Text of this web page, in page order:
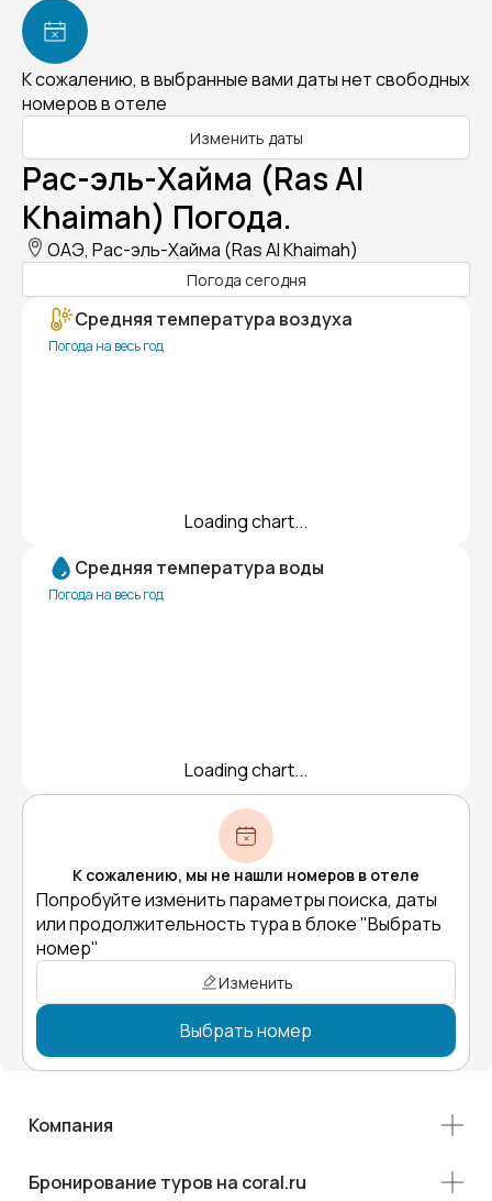
К сожалению, в выбранные вами даты нет свободных
номеров в отеле
Изменить даты
Рас-эль-Хайма (Ras Al
Khaimah) Погода.
ОАЭ, Рас-эль-Хайма (Ras Al Khaimah)
Погода сегодня
Средняя температура воздуха
Погода на весь год
Loading chart...
Средняя температура воды
Погода на весь год
Loading chart...
К сожалению, мы не нашли номеров в отеле
Попробуйте изменить параметры поиска, даты
или продолжительность тура в блоке "Выбрать
номер"
Изменить
Выбрать номер
Компания
Бронирование туров на coral.ru